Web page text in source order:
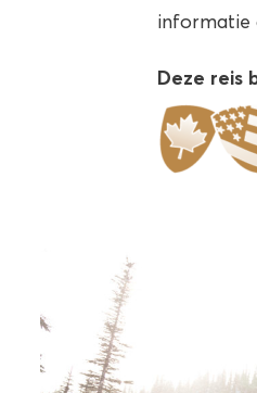
informatie
Deze reis